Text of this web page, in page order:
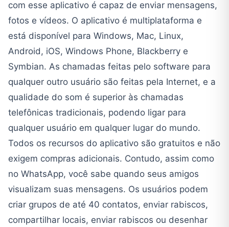
com esse aplicativo é capaz de enviar mensagens,
fotos e vídeos. O aplicativo é multiplataforma e
está disponível para Windows, Mac, Linux,
Android, iOS, Windows Phone, Blackberry e
Symbian. As chamadas feitas pelo software para
qualquer outro usuário são feitas pela Internet, e a
qualidade do som é superior às chamadas
telefônicas tradicionais, podendo ligar para
qualquer usuário em qualquer lugar do mundo.
Todos os recursos do aplicativo são gratuitos e não
exigem compras adicionais. Contudo, assim como
no WhatsApp, você sabe quando seus amigos
visualizam suas mensagens. Os usuários podem
criar grupos de até 40 contatos, enviar rabiscos,
compartilhar locais, enviar rabiscos ou desenhar